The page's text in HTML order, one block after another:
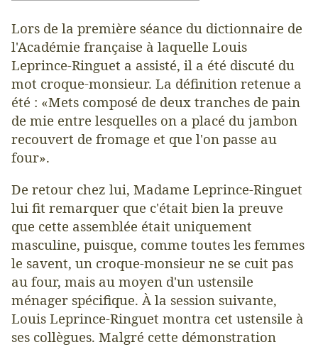
Lors de la première séance du dictionnaire de
l'Académie française à laquelle Louis
Leprince-Ringuet a assisté, il a été discuté du
mot croque-monsieur. La définition retenue a
été : «Mets composé de deux tranches de pain
de mie entre lesquelles on a placé du jambon
recouvert de fromage et que l'on passe au
four».
De retour chez lui, Madame Leprince-Ringuet
lui fit remarquer que c'était bien la preuve
que cette assemblée était uniquement
masculine, puisque, comme toutes les femmes
le savent, un croque-monsieur ne se cuit pas
au four, mais au moyen d'un ustensile
ménager spécifique. À la session suivante,
Louis Leprince-Ringuet montra cet ustensile à
ses collègues. Malgré cette démonstration